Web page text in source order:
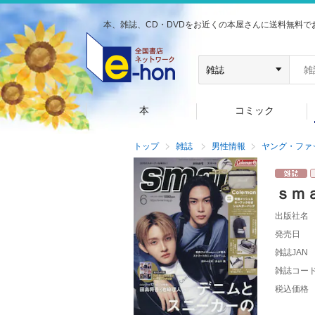
本、雑誌、CD・DVDをお近くの本屋さんに送料無料で
本 コミック
トップ 雑誌 男性情報 ヤング・ファ
ｓｍ
出版社名
発売日
雑誌JAN
雑誌コー
税込価格